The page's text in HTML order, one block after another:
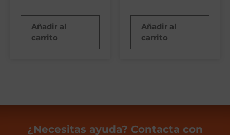
Añadir al
carrito
Añadir al
carrito
¿Necesitas ayuda? Contacta con